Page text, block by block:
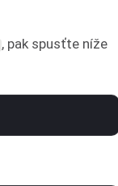
, pak spusťte níže